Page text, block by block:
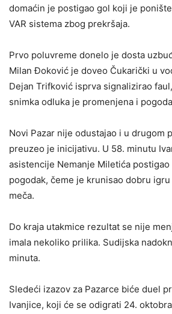
domaćin je postigao gol koji je
VAR sistema zbog prekršaja.
Prvo poluvreme donelo je dosta
Milan Đoković je doveo Čukarički u
Dejan Trifković isprva signalizirao
snimka odluka je promenjena i
Novi Pazar nije odustajao i u drugom
preuzeo je inicijativu. U 58. minutu
asistencije Nemanje Miletića
pogodak, čeme je krunisao dobru
meča.
Do kraja utakmice rezultat se nije
imala nekoliko prilika. Sudijska
minuta.
Sledeći izazov za Pazarce biće duel
Ivanjice, koji će se odigrati 24.